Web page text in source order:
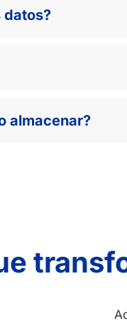
datos?
almacenar?